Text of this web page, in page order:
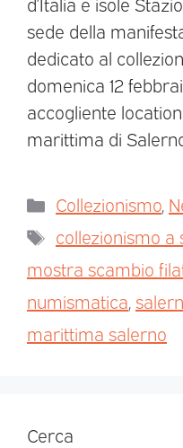
sede della
dedicato al
domenica 12
accogliente
marittima di
Collezionismo,
collezionismo a
mostra scambio
numismatica,
marittima salerno
Cerca